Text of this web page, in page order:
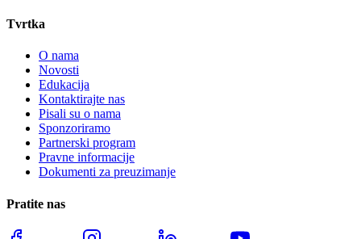
Tvrtka
O nama
Novosti
Edukacija
Kontaktirajte nas
Pisali su o nama
Sponzoriramo
Partnerski program
Pravne informacije
Dokumenti za preuzimanje
Pratite nas